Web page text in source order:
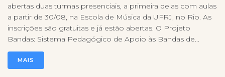
abertas duas turmas presenciais, a primeira delas com aulas
a partir de 30/08, na Escola de Música da UFRJ, no Rio. As
inscrições são gratuitas e já estão abertas. O Projeto
Bandas: Sistema Pedagógico de Apoio às Bandas de...
MAIS